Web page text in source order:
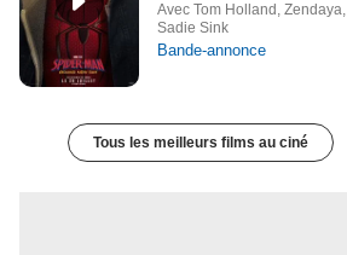
Avec Tom Holland, Zendaya,
Sadie Sink
Bande-annonce
Tous les meilleurs films au ciné